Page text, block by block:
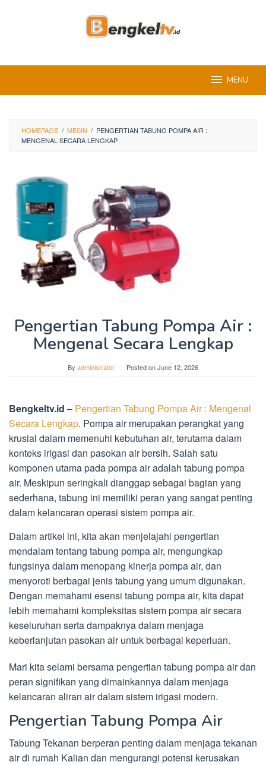
MENU
HOMEPAGE / MESIN / PENGERTIAN TABUNG POMPA AIR :
MENGENAL SECARA LENGKAP
Pengertian Tabung Pompa Air :
Mengenal Secara Lengkap
By administrator Posted onJune 12, 2026
Bengkeltv.id – Pengertian Tabung Pompa Air : Mengenal
Secara Lengkap. Pompa air merupakan perangkat yang
krusial dalam memenuhi kebutuhan air, terutama dalam
konteks irigasi dan pasokan air bersih. Salah satu
komponen utama pada pompa air adalah tabung pompa
air. Meskipun seringkali dianggap sebagai bagian yang
sederhana, tabung ini memiliki peran yang sangat penting
dalam kelancaran operasi sistem pompa air.
Dalam artikel ini, kita akan menjelajahi pengertian
mendalam tentang tabung pompa air, mengungkap
fungsinya dalam menopang kinerja pompa air, dan
menyoroti berbagai jenis tabung yang umum digunakan.
Dengan memahami esensi tabung pompa air, kita dapat
lebih memahami kompleksitas sistem pompa air secara
keseluruhan serta dampaknya dalam menjaga
keberlanjutan pasokan air untuk berbagai keperluan.
Mari kita selami bersama pengertian tabung pompa air dan
peran signifikan yang dimainkannya dalam menjaga
kelancaran aliran air dalam sistem irigasi modern.
Pengertian Tabung Pompa Air
Tabung Tekanan berperan penting dalam menjaga tekanan
air di rumah Kalian dan mengurangi potensi kerusakan